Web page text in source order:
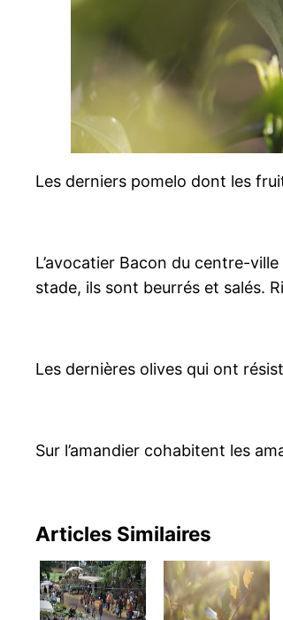
Les derniers pomelo dont les
L’avocatier Bacon du centre-
stade, ils sont beurrés et salés.
Les dernières olives qui ont
Sur l’amandier cohabitent les
Articles Similaires